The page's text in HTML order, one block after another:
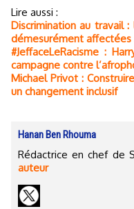
Lire aussi :
Discrimination au travail
démesurément affectées
#JeffaceLeRacisme :
campagne contre
Michael Privot :
un changement inclusif
Hanan Ben Rhouma
Rédactrice en chef de
auteur